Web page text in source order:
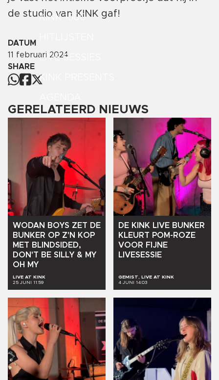
KINK 1500
LIVE SESSIES
KINK PRESENTS
de studio van KINK gaf!
DATUM
11 februari 2024
SHARE
GERELATEERD NIEUWS
WODAN BOYS ZET DE
BUNKER OP Z'N
KOP
MET BLINDSIDED,
DON'T BE SILLY & MY
OH
MY
LIVE AT KINK
25 JUNI 11:59
DE KINK LIVE BUNKER
KLEURT POM-ROZE
VOOR FIJNE
LIVESESSIE
GEMIST, LIVE AT KINK
4 JUNI 14:03